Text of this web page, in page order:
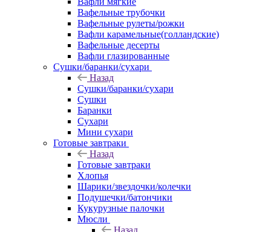
Вафельные трубочки
Вафельные рулеты/рожки
Вафли карамельные(голландские)
Вафельные десерты
Вафли глазированные
Сушки/баранки/сухари
Назад
Сушки/баранки/сухари
Сушки
Баранки
Сухари
Мини сухари
Готовые завтраки
Назад
Готовые завтраки
Хлопья
Шарики/звездочки/колечки
Подушечки/батончики
Кукурузные палочки
Мюсли
Назад